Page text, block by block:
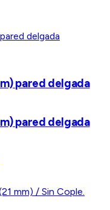
pared delgada
pared delgada